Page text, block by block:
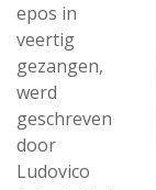
epos in
veertig
gezangen,
werd
geschreven
door
Ludovico